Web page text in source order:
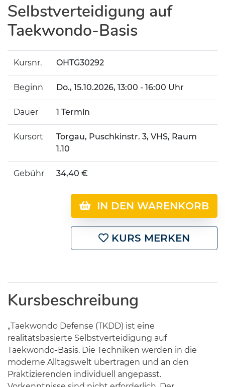
Selbstverteidigung auf
Taekwondo-Basis
Kursnr. OHTG30292
Beginn Do., 15.10.2026, 13:00 - 16:00 Uhr
Dauer 1 Termin
Kursort
Torgau, Puschkinstr. 3, VHS, Raum
1.10
Gebühr 34,40 €
IN DEN WARENKORB
KURS MERKEN
Kursbeschreibung
„Taekwondo Defense (TKDD) ist eine
realitätsbasierte Selbstverteidigung auf
Taekwondo-Basis. Die Techniken werden in die
moderne Alltagswelt übertragen und an den
Praktizierenden individuell angepasst.